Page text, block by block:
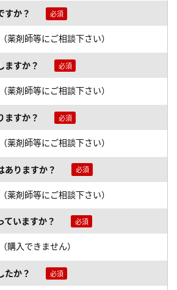
すか？
薬剤師等にご相談下さい）
ますか？
薬剤師等にご相談下さい）
ますか？
薬剤師等にご相談下さい）
ありますか？
薬剤師等にご相談下さい）
ていますか？
購入できません）
たか？